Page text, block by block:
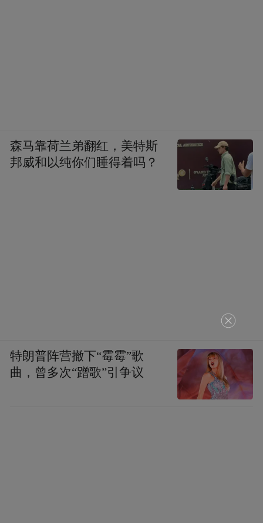
来自二年七班于沐鑫兴奋地说：“太好玩啦！
过，我最后成功啦！原来中医这么有意思，
不光喝苦汤药，还能做这么多好玩的事。回
家我要当小老师，教爸爸妈妈练五禽戏！”
森马靠荷兰弟翻红，美特斯
邦威和以纯你们睡得着吗？
特朗普阵营撤下“霉霉”歌
曲，曾多次“蹭歌”引争议